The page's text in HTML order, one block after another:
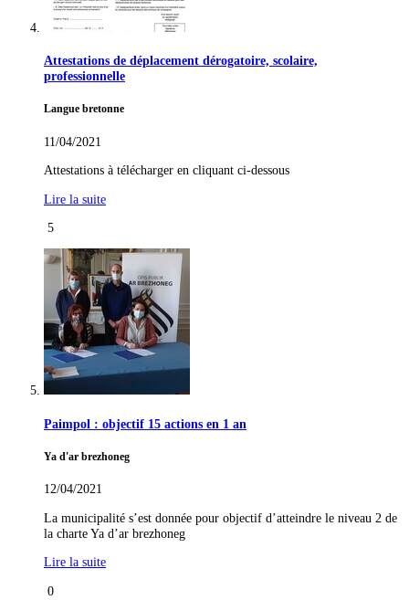
Attestations de déplacement dérogatoire, scolaire,
professionnelle
Langue bretonne
11/04/2021
Attestations à télécharger en cliquant ci-dessous
Lire la suite
5
Paimpol : objectif 15 actions en 1 an
Ya d'ar brezhoneg
12/04/2021
La municipalité s’est donnée pour objectif d’atteindre le niveau 2 de
la charte Ya d’ar brezhoneg
Lire la suite
0